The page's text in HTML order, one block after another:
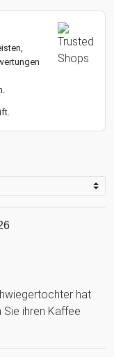
hat
Sie ihren Kaffee